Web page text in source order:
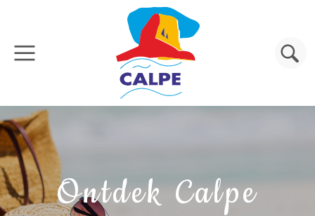
Overslaan en naar de inhoud gaan
Zoeken
Ontdek Calpe